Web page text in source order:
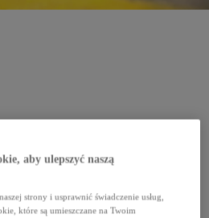
aby ulepszyć naszą
strony i usprawnić świadczenie usług,
które są umieszczane na Twoim